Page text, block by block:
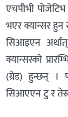
एचपीभी
भएर क्यान्सर हुन
सिआइएन अर्थात्
क्यान्सरको
(ग्रेड) हुन्छन् ।
सिआएएन टु र